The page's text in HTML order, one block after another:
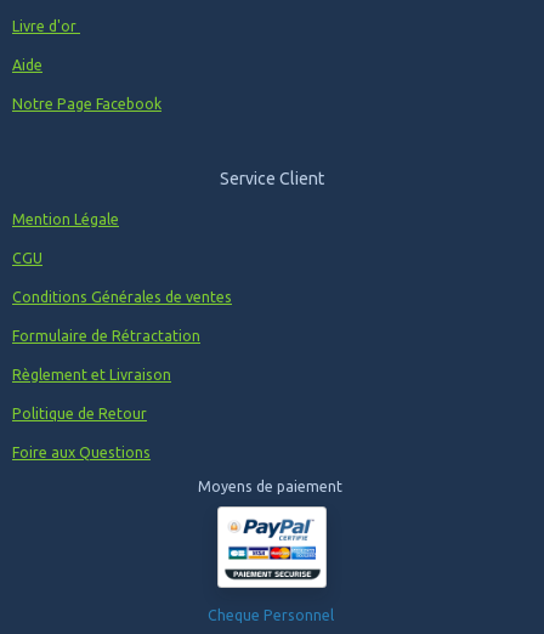
Livre d'or
Aide
Notre Page Facebook
Service Client
Mention Légale
CGU
Conditions Générales de ventes
Formulaire de Rétractation
Règlement et Livraison
Politique de Retour
Foire aux Questions
Moyens de paiement
Cheque Personnel